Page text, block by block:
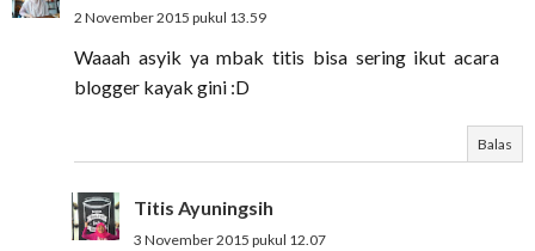
2 November 2015 pukul 13.59
Waaah asyik ya mbak titis bisa sering ikut acara
blogger kayak gini :D
Balas
Titis Ayuningsih
3 November 2015 pukul 12.07